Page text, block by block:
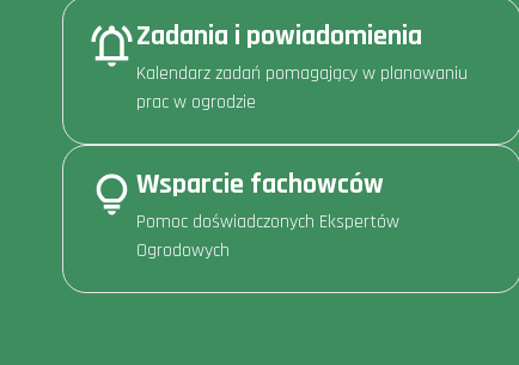
Zadania i powiadomienia
Kalendarz zadań pomagający w planowaniu
prac w ogrodzie
Wsparcie fachowców
Pomoc doświadczonych Ekspertów
Ogrodowych